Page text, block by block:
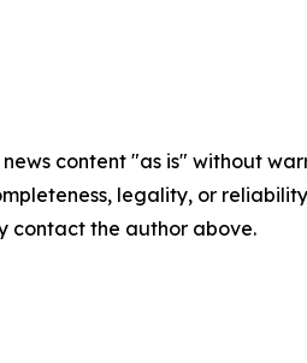
news content "as is" without
legality, or
contact the author above.